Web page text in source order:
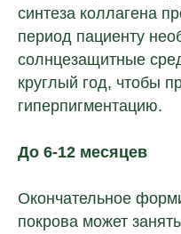
синтеза коллагена
период пациенту
солнцезащитные
круглый год, чтобы
гиперпигментацию.
До 6-12 месяцев
Окончательное
покрова может
Политика
©Laser Love, 2018-
Информация,
информацию уточняйте у